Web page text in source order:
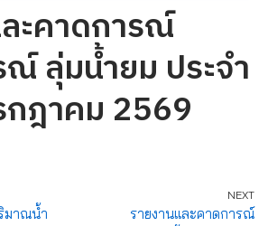
ะคาดการณ์
ลุ่มน้ำยม ประจำ
ฎาคม 2569
มาณน้ำ
NEXT
รายงานและคาดการณ์